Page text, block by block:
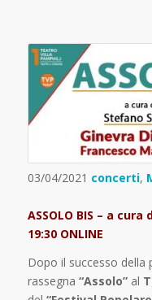
03/04/2021 concerti,
ASSOLO BIS – a
19:30 ONLINE
Dopo il successo della
rassegna “Assolo”al